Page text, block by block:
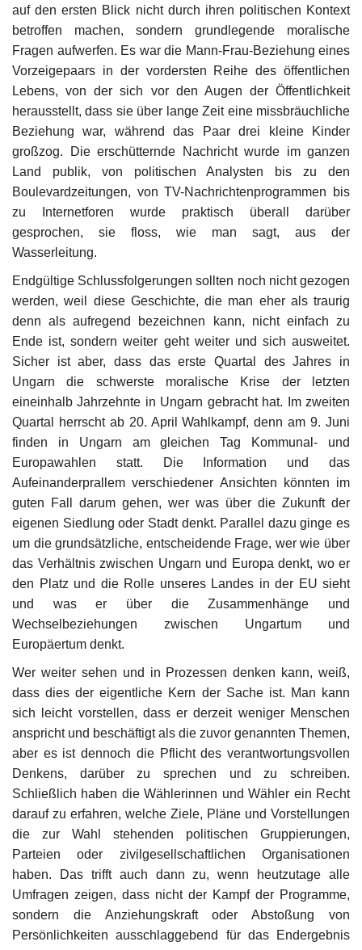
auf den ersten Blick nicht durch ihren politischen Kontext
betroffen machen, sondern grundlegende moralische
Fragen aufwerfen. Es war die Mann-Frau-Beziehung eines
Vorzeigepaars in der vordersten Reihe des öffentlichen
Lebens, von der sich vor den Augen der Öffentlichkeit
herausstellt, dass sie über lange Zeit eine missbräuchliche
Beziehung war, während das Paar drei kleine Kinder
großzog. Die erschütternde Nachricht wurde im ganzen
Land publik, von politischen Analysten bis zu den
Boulevardzeitungen, von TV-Nachrichtenprogrammen bis
zu Internetforen wurde praktisch überall darüber
gesprochen, sie floss, wie man sagt, aus der
Wasserleitung.
Endgültige Schlussfolgerungen sollten noch nicht gezogen
werden, weil diese Geschichte, die man eher als traurig
denn als aufregend bezeichnen kann, nicht einfach zu
Ende ist, sondern weiter geht weiter und sich ausweitet.
Sicher ist aber, dass das erste Quartal des Jahres in
Ungarn die schwerste moralische Krise der letzten
eineinhalb Jahrzehnte in Ungarn gebracht hat. Im zweiten
Quartal herrscht ab 20. April Wahlkampf, denn am 9. Juni
finden in Ungarn am gleichen Tag Kommunal- und
Europawahlen statt. Die Information und das
Aufeinanderprallem verschiedener Ansichten könnten im
guten Fall darum gehen, wer was über die Zukunft der
eigenen Siedlung oder Stadt denkt. Parallel dazu ginge es
um die grundsätzliche, entscheidende Frage, wer wie über
das Verhältnis zwischen Ungarn und Europa denkt, wo er
den Platz und die Rolle unseres Landes in der EU sieht
und was er über die Zusammenhänge und
Wechselbeziehungen zwischen Ungartum und
Europäertum denkt.
Wer weiter sehen und in Prozessen denken kann, weiß,
dass dies der eigentliche Kern der Sache ist. Man kann
sich leicht vorstellen, dass er derzeit weniger Menschen
anspricht und beschäftigt als die zuvor genannten Themen,
aber es ist dennoch die Pflicht des verantwortungsvollen
Denkens, darüber zu sprechen und zu schreiben.
Schließlich haben die Wählerinnen und Wähler ein Recht
darauf zu erfahren, welche Ziele, Pläne und Vorstellungen
die zur Wahl stehenden politischen Gruppierungen,
Parteien oder zivilgesellschaftlichen Organisationen
haben. Das trifft auch dann zu, wenn heutzutage alle
Umfragen zeigen, dass nicht der Kampf der Programme,
sondern die Anziehungskraft oder Abstoßung von
Persönlichkeiten ausschlaggebend für das Endergebnis